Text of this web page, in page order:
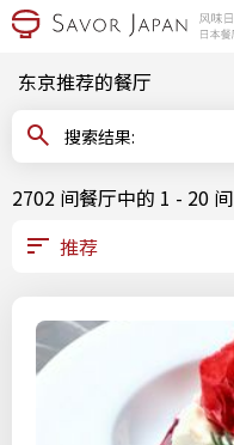
东京推荐的餐厅
搜索结果:
2702 间餐厅中的 1 - 20 间